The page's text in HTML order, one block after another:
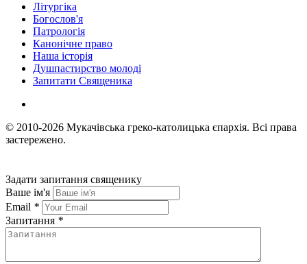
Літургіка
Богослов'я
Патрологія
Канонічне право
Наша історія
Душпастирство молоді
Запитати Священика
© 2010-2026 Мукачівська греко-католицька єпархія. Всі права
застережено.
Задати запитання священику
Ваше ім'я
Email *
Запитання *